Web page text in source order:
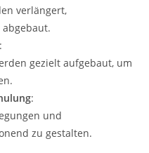
verlängert,
:
gezielt aufgebaut, um
:
und
zu gestalten.